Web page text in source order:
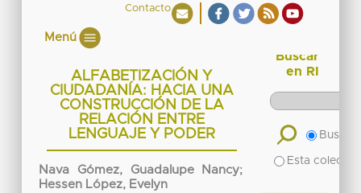
Contacto
Menú
ALFABETIZACIÓN Y
CIUDADANÍA: HACIA UNA
CONSTRUCCIÓN DE LA
RELACIÓN ENTRE
LENGUAJE Y PODER
Nava Gómez, Guadalupe Nancy;
Hessen López, Evelyn
Buscar
en RI
Buscar
Esta